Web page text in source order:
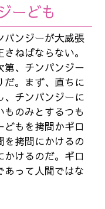
ーども
パンジーが大威張
ねばならない。
第、チンパンジー
だ。まず、直ちに
、チンパンジーに
のみとするつも
どもを拷問かギロ
を拷問にかけるの
かけるのだ。ギロ
あって人間ではな